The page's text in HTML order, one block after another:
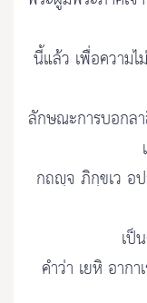
นี้แล้ว เพื่อความไ
ลักษณะการบอกล
กถญฺจ ภิกฺขเว อ
เป็
คำว่า เยหิ อาก